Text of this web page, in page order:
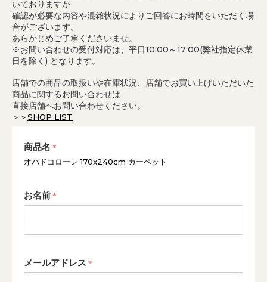
いておりますが
確認が必要な内容や混雑状況によりご回答にお時間をいただく場
合がございます。
あらかじめご了承くださいませ。
※お問い合わせの受付対応は、平日10:00～17:00(弊社指定休業
日を除く) となります。
店舗での商品の取扱いや在庫状況、店舗でお買い上げいただいた
商品に関するお問い合わせは
直接店舗へお問い合わせください。
＞＞SHOP LIST
商品名
オバドコローレ 170x240cm カーペット
お名前
メールアドレス